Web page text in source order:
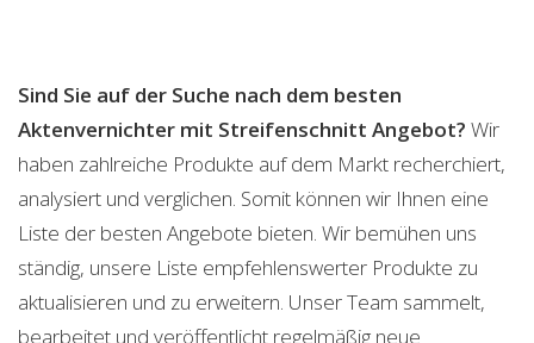
Sind Sie auf der Suche nach dem besten
Aktenvernichter mit Streifenschnitt Angebot? Wir
haben zahlreiche Produkte auf dem Markt recherchiert,
analysiert und verglichen. Somit können wir Ihnen eine
Liste der besten Angebote bieten. Wir bemühen uns
ständig, unsere Liste empfehlenswerter Produkte zu
aktualisieren und zu erweitern. Unser Team sammelt,
bearbeitet und veröffentlicht regelmäßig neue